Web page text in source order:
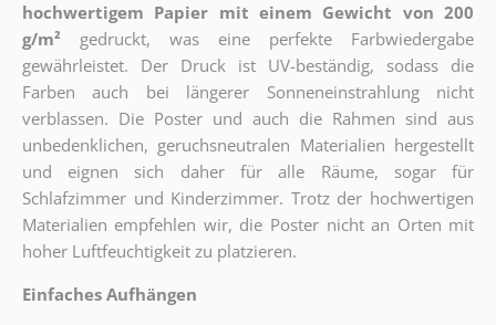
hochwertigem Papier mit einem Gewicht von 200
g/m²
gedruckt, was eine perfekte Farbwiedergabe
gewährleistet. Der Druck ist UV-beständig, sodass die
Farben auch bei längerer Sonneneinstrahlung nicht
verblassen. Die Poster und auch die Rahmen sind aus
unbedenklichen, geruchsneutralen Materialien hergestellt
und eignen sich daher für alle Räume, sogar für
Schlafzimmer und Kinderzimmer. Trotz der hochwertigen
Materialien empfehlen wir, die Poster nicht an Orten mit
hoher Luftfeuchtigkeit zu platzieren.
Einfaches Aufhängen